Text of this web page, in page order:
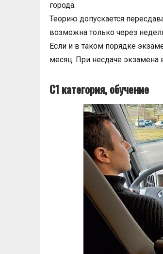
города.
Теорию допускается
возможна только через
Если и в таком порядке
месяц. При несдаче экзамена
С1 категория, обучение